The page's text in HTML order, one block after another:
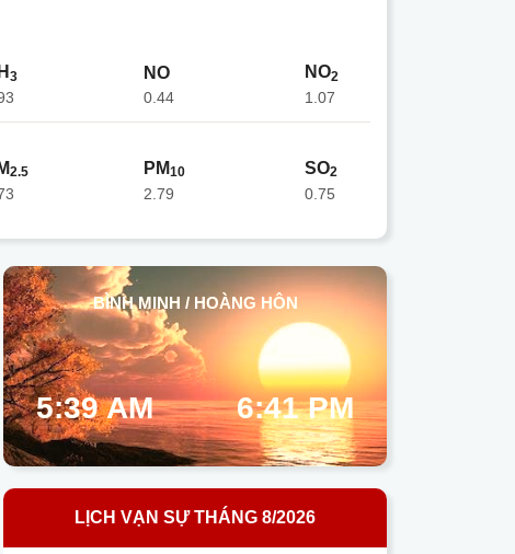
3 NO
0.44
NO2
1.07
2.5 PM10
2.79
SO2
0.75
BÌNH MINH / HOÀNG HÔN
5:39 AM 6:41 PM
LỊCH VẠN SỰ THÁNG 8/2026